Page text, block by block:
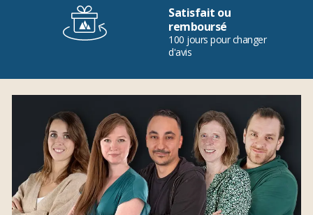
Satisfait ou
remboursé
100 jours pour changer
d'avis